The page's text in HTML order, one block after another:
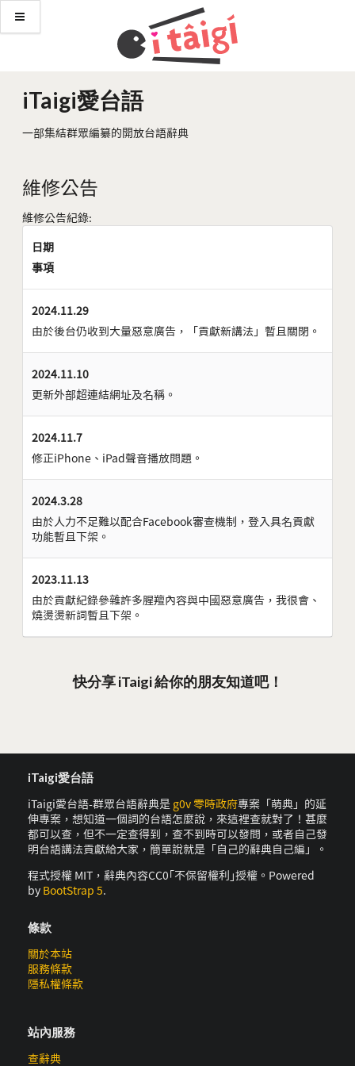
iTaigi愛台語
一部集結群眾編纂的開放台語辭典
維修公告
維修公告紀錄:
日期
事項
2024.11.29
由於後台仍收到大量惡意廣告，「貢獻新講法」暫且關閉。
2024.11.10
更新外部超連結網址及名稱。
2024.11.7
修正iPhone、iPad聲音播放問題。
2024.3.28
由於人力不足難以配合Facebook審查機制，登入具名貢獻
功能暫且下架。
2023.11.13
由於貢獻紀錄參雜許多腥羶內容與中國惡意廣告，我很會、
燒燙燙新詞暫且下架。
快分享 iTaigi 給你的朋友知道吧！
iTaigi愛台語
iTaigi愛台語-群眾台語辭典是 g0v 零時政府專案「萌典」的延
伸專案，想知道一個詞的台語怎麼說，來這裡查就對了！甚麼
都可以查，但不一定查得到，查不到時可以發問，或者自己發
明台語講法貢獻給大家，簡單說就是「自己的辭典自己編」。
程式授權 MIT，辭典內容CC0｢不保留權利｣授權。Powered
by BootStrap 5.
條款
關於本站
服務條款
隱私權條款
站內服務
查辭典